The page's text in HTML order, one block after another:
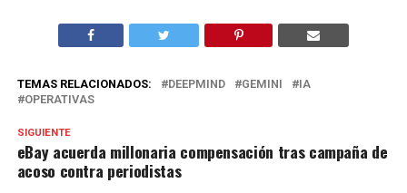
TEMAS RELACIONADOS: DEEPMIND GEMINI
IA
OPERATIVAS
SIGUIENTE
eBay acuerda millonaria compensación tras campaña de
acoso contra periodistas